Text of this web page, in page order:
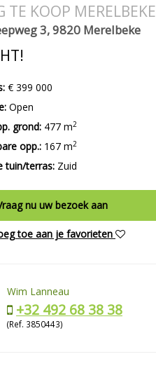
TE KOOP MERELBEKE
3, 9820 Merelbeke
€ 399 000
Open
grond: 477 m2
opp.: 167 m2
tuin/terras: Zuid
nu uw bezoek aan
toe aan je favorieten
Wim Lanneau
+32 492 68 38 38
(Ref. 3850443)